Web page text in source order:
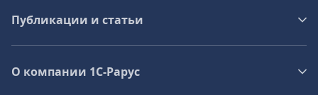
Публикации и статьи
О компании 1C-Рарус